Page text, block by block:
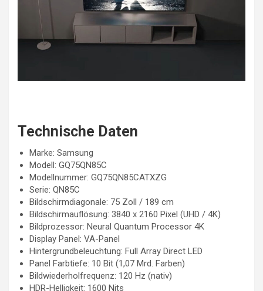
Technische Daten
Marke: Samsung
Modell: GQ75QN85C
Modellnummer: GQ75QN85CATXZG
Serie: QN85C
Bildschirmdiagonale: 75 Zoll / 189 cm
Bildschirmauflösung: 3840 x 2160 Pixel (UHD / 4K)
Bildprozessor: Neural Quantum Processor 4K
Display Panel: VA-Panel
Hintergrundbeleuchtung: Full Array Direct LED
Panel Farbtiefe: 10 Bit (1,07 Mrd. Farben)
Bildwiederholfrequenz: 120 Hz (nativ)
HDR-Helligkeit: 1600 Nits